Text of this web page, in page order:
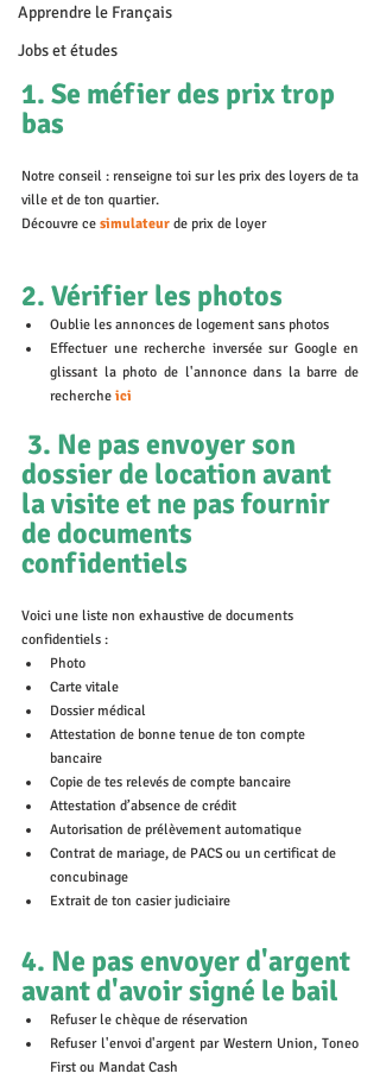
Apprendre le Français
Jobs et études
1. Se méfier des prix trop
bas
Notre conseil : renseigne toi sur les prix des loyers de ta
ville et de ton quartier.
Découvre ce simulateur de prix de loyer
2. Vérifier les photos
Oublie les annonces de logement sans photos
Effectuer une recherche inversée sur Google en
glissant la photo de l'annonce dans la barre de
recherche ici
dossier de location avant
la visite et ne pas fournir
de documents
confidentiels
Voici une liste non exhaustive de documents
confidentiels :
Photo
Carte vitale
Dossier médical
Attestation de bonne tenue de ton compte
bancaire
Copie de tes relevés de compte bancaire
Attestation d’absence de crédit
Autorisation de prélèvement automatique
Contrat de mariage, de PACS ou un certificat de
concubinage
Extrait de ton casier judiciaire
4. Ne pas envoyer d'argent
avant d'avoir signé le bail
Refuser le chèque de réservation
Refuser l'envoi d'argent par Western Union, Toneo
First ou Mandat Cash